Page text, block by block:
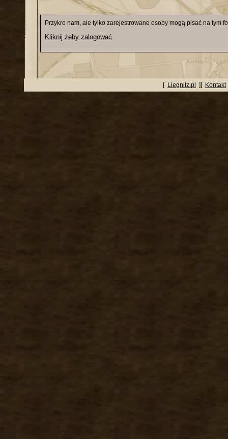
Przykro nam, ale tylko zarejestrowane osoby mogą pisać na tym
Kliknij żeby zalogować
[ Liegnitz.pl ][ Kontakt